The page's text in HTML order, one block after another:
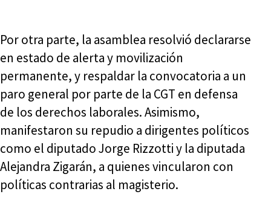
Por otra parte, la asamblea resolvió declararse
en estado de alerta y movilización
permanente, y respaldar la convocatoria a un
paro general por parte de la CGT en defensa
de los derechos laborales. Asimismo,
manifestaron su repudio a dirigentes políticos
como el diputado Jorge Rizzotti y la diputada
Alejandra Zigarán, a quienes vincularon con
políticas contrarias al magisterio.